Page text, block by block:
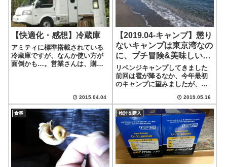
【快適化・感想】冷蔵庫
アミティに標準搭載されている
冷蔵庫ですが、なんか使い方が
面倒かも…。営業さんは、購入
とは言え、操作方法を忘れてし
まいそうなので、メモっておき
ます!!冷蔵庫の...
2015.04.04
【2019.04-キャンプ】懲り
ないキャンプは東京湾なの
に、プチ冒険&美味しいも
のいっぱいで大満足なので
リベンジ完了
リベンジキャンプしてきました
前回は雹が降るなか、今年最初
のキャンプに望みましたが、
なく断念した形でした。という
ことで、リベンジというわけで
もありませんが、すこしでも暖
かそうな千葉県館山のキャンプ
場にリベンジしに行...
2019.05.16
食事 検討＆購入